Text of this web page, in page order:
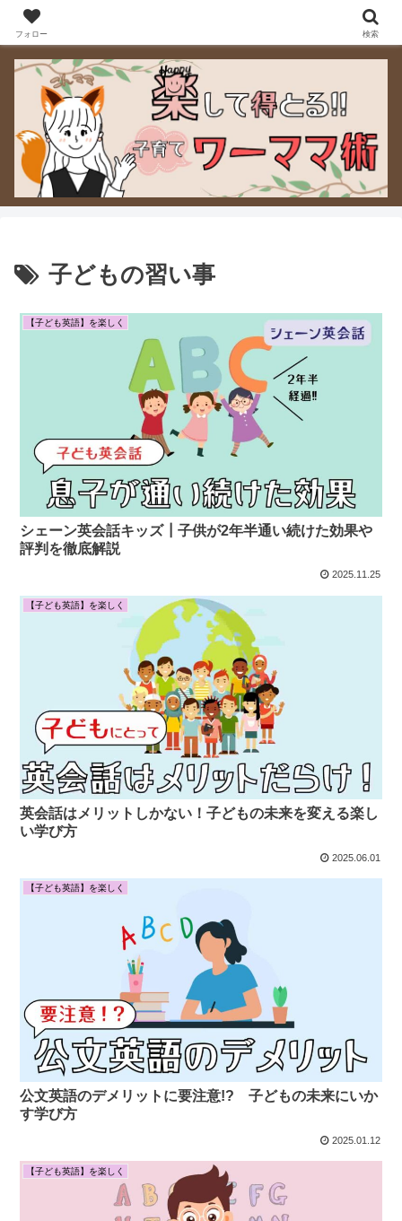
ワーママが「手放す・選ぶ・決める」をラクにできるよう、実際に使って良か
った宅食サービスなど“暮らしを軽くするヒント”をお届けします。
子どもの習い事
【子ども英語】を楽しく
シェーン英会話キッズ┃子供が2年半通い続けた効果や
評判を徹底解説
2025.11.25
【子ども英語】を楽しく
英会話はメリットしかない！子どもの未来を変える楽し
い学び方
2025.06.01
【子ども英語】を楽しく
公文英語のデメリットに要注意!? 子どもの未来にいか
す学び方
2025.01.12
【子ども英語】を楽しく
フォロー 検索